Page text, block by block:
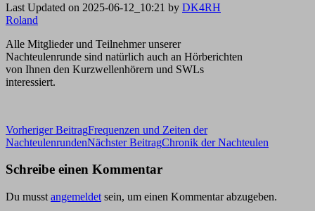
Last Updated on 2025-06-12_10:21 by DK4RH
Roland
Alle Mitglieder und Teilnehmer unserer
Nachteulenrunde sind natürlich auch an Hörberichten
von Ihnen den Kurzwellenhörern und SWLs
interessiert.
Beitragsnavigation
Vorheriger BeitragFrequenzen und Zeiten der
NachteulenrundenNächster BeitragChronik der Nachteulen
Schreibe einen Kommentar
Du musst angemeldet sein, um einen Kommentar abzugeben.